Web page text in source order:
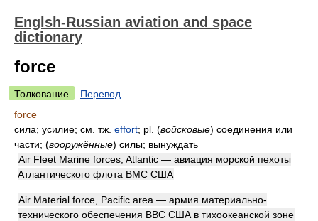
Englsh-Russian aviation and space
dictionary
force
Толкование
Перевод
force
сила; усилие; см. тж. effort; pl. (войсковые) соединения или
части; (вооружённые) силы; вынуждать
Air Fleet Marine forces, Atlantic — авиация морской пехоты
Атлантического флота ВМС США
Air Material force, Pacific area — армия материально-
технического обеспечения ВВС США в тихоокеанской зоне